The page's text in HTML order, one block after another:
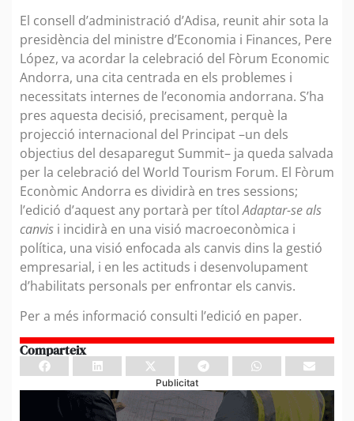
El consell d’administració d’Adisa, reunit ahir sota la
presidència del ministre d’Economia i Finances, Pere
López, va acordar la celebració del Fòrum Economic
Andorra, una cita centrada en els problemes i
necessitats internes de l’economia andorrana. S’ha
pres aquesta decisió, precisament, perquè la
projecció internacional del Principat –un dels
objectius del desaparegut Summit– ja queda salvada
per la celebració del World Tourism Forum. El Fòrum
Econòmic Andorra es dividirà en tres sessions;
l’edició d’aquest any portarà per títolAdaptar-se als
canvis i incidirà en una visió macroeconòmica i
política, una visió enfocada als canvis dins la gestió
empresarial, i en les actituds i desenvolupament
d’habilitats personals per enfrontar els canvis.
Per a més informació consulti l’edició en paper.
Comparteix
Publicitat